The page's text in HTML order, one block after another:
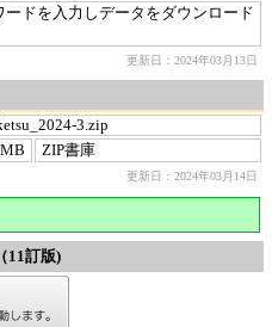
ドを入力しデータをダウンロード
更新日：2024年03月13日
3.zip
ZIP書庫
更新日：2024年03月14日
11訂版)